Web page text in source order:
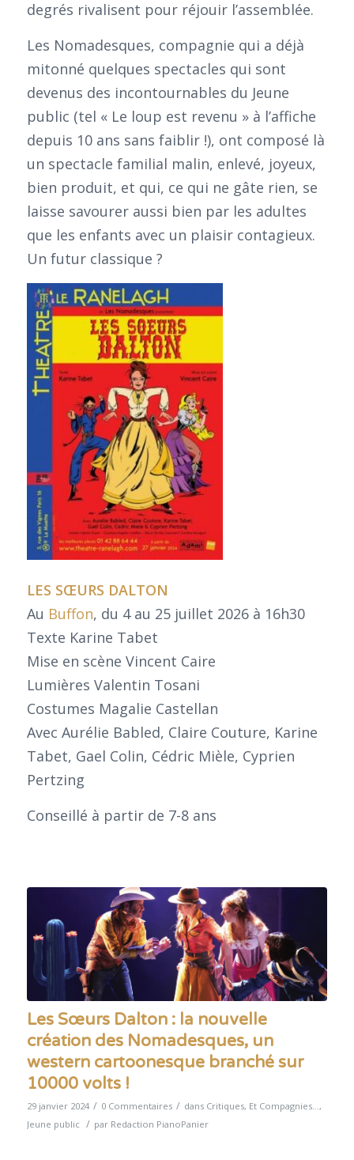
degrés rivalisent pour réjouir l’assemblée.
Les Nomadesques, compagnie qui a déjà
mitonné quelques spectacles qui sont
devenus des incontournables du Jeune
public (tel « Le loup est revenu » à l’affiche
depuis 10 ans sans faiblir !), ont composé là
un spectacle familial malin, enlevé, joyeux,
bien produit, et qui, ce qui ne gâte rien, se
laisse savourer aussi bien par les adultes
que les enfants avec un plaisir contagieux.
Un futur classique ?
LES SŒURS DALTON
Au Buffon, du 4 au 25 juillet 2026 à 16h30
Texte Karine Tabet
Mise en scène Vincent Caire
Lumières Valentin Tosani
Costumes Magalie Castellan
Avec Aurélie Babled, Claire Couture, Karine
Tabet, Gael Colin, Cédric Mièle, Cyprien
Pertzing
Conseillé à partir de 7-8 ans
Les Sœurs Dalton : la nouvelle
création des Nomadesques, un
western cartoonesque branché sur
10000 volts !
29 janvier 2024 / 0 Commentaires / dans Critiques, Et Compagnies...,
Jeune public / par Redaction PianoPanier